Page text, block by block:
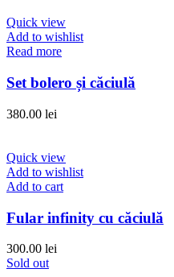
Quick view
Add to wishlist
Read more
Set bolero și căciulă
380.00 lei
Quick view
Add to wishlist
Add to cart
Fular infinity cu căciulă
300.00 lei
Sold out